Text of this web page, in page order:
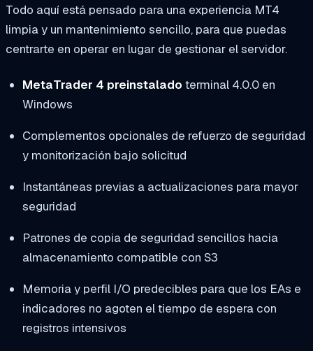
Todo aquí está pensado para una experiencia MT4
limpia y un mantenimiento sencillo, para que puedas
centrarte en operar en lugar de gestionar el servidor.
MetaTrader 4 preinstalado terminal 4.0.0 en
Windows
Complementos opcionales de refuerzo de seguridad
y monitorización bajo solicitud
Instantáneas previas a actualizaciones para mayor
seguridad
Patrones de copia de seguridad sencillos hacia
almacenamiento compatible con S3
Memoria y perfil I/O predecibles para que los EAs e
indicadores no agoten el tiempo de espera con
registros intensivos